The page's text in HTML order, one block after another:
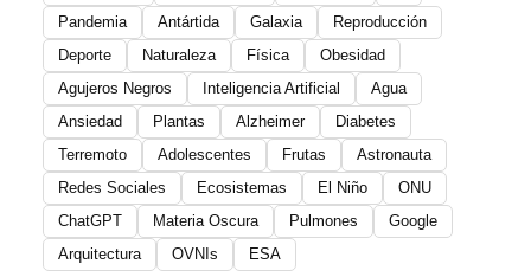
Pandemia
Antártida Galaxia
Reproducción
Deporte
Naturaleza Física
Obesidad
Agujeros Negros
Inteligencia Artificial
Agua
Ansiedad
Plantas Alzheimer
Diabetes
Terremoto
Adolescentes Frutas
Astronauta
Redes Sociales
Ecosistemas El Niño
ONU
ChatGPT
Materia Oscura Pulmones
Google
Arquitectura
OVNIs ESA